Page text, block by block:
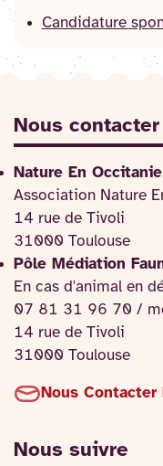
Candidature
Nous contacter
Nature En Occitanie
Association Nature
14 rue de Tivoli
31000 Toulouse
Pôle Médiation
En cas d'animal en
07 81 31 96 70 /
14 rue de Tivoli
31000 Toulouse
Nous Contacter
Nous suivre